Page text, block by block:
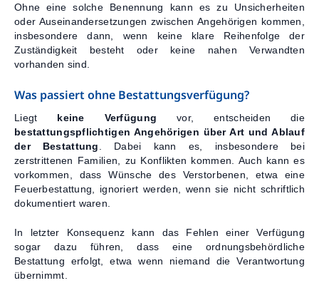
Ohne eine solche Benennung kann es zu Unsicherheiten
oder Auseinandersetzungen zwischen Angehörigen kommen,
insbesondere dann, wenn keine klare Reihenfolge der
Zuständigkeit besteht oder keine nahen Verwandten
vorhanden sind.
Was passiert ohne Bestattungsverfügung?
Liegt keine Verfügung vor, entscheiden die
bestattungspflichtigen Angehörigen über Art und Ablauf
der Bestattung
. Dabei kann es, insbesondere bei
zerstrittenen Familien, zu Konflikten kommen. Auch kann es
vorkommen, dass Wünsche des Verstorbenen, etwa eine
Feuerbestattung, ignoriert werden, wenn sie nicht schriftlich
dokumentiert waren.
In letzter Konsequenz kann das Fehlen einer Verfügung
sogar dazu führen, dass eine ordnungsbehördliche
Bestattung erfolgt, etwa wenn niemand die Verantwortung
übernimmt.